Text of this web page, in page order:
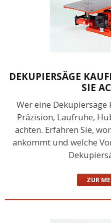
DEKUPIERSÄGE
SIE
Wer eine
Präzision, Laufruhe,
achten. Erfahren Sie,
ankommt und welche
ZUR